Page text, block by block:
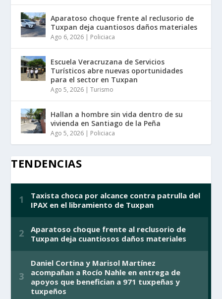
Aparatoso choque frente al reclusorio de
Tuxpan deja cuantiosos daños materiales
Ago 6, 2026 | Policiaca
Escuela Veracruzana de Servicios
Turísticos abre nuevas oportunidades
para el sector en Tuxpan
Ago 5, 2026 |Turismo
Hallan a hombre sin vida dentro de su
vivienda en Santiago de la Peña
Ago 5, 2026 | Policiaca
TENDENCIAS